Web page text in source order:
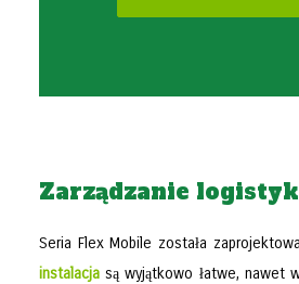
Zarządzanie
Seria Flex Mobile została
instalacja są wyjątkowo łatwe, nawet